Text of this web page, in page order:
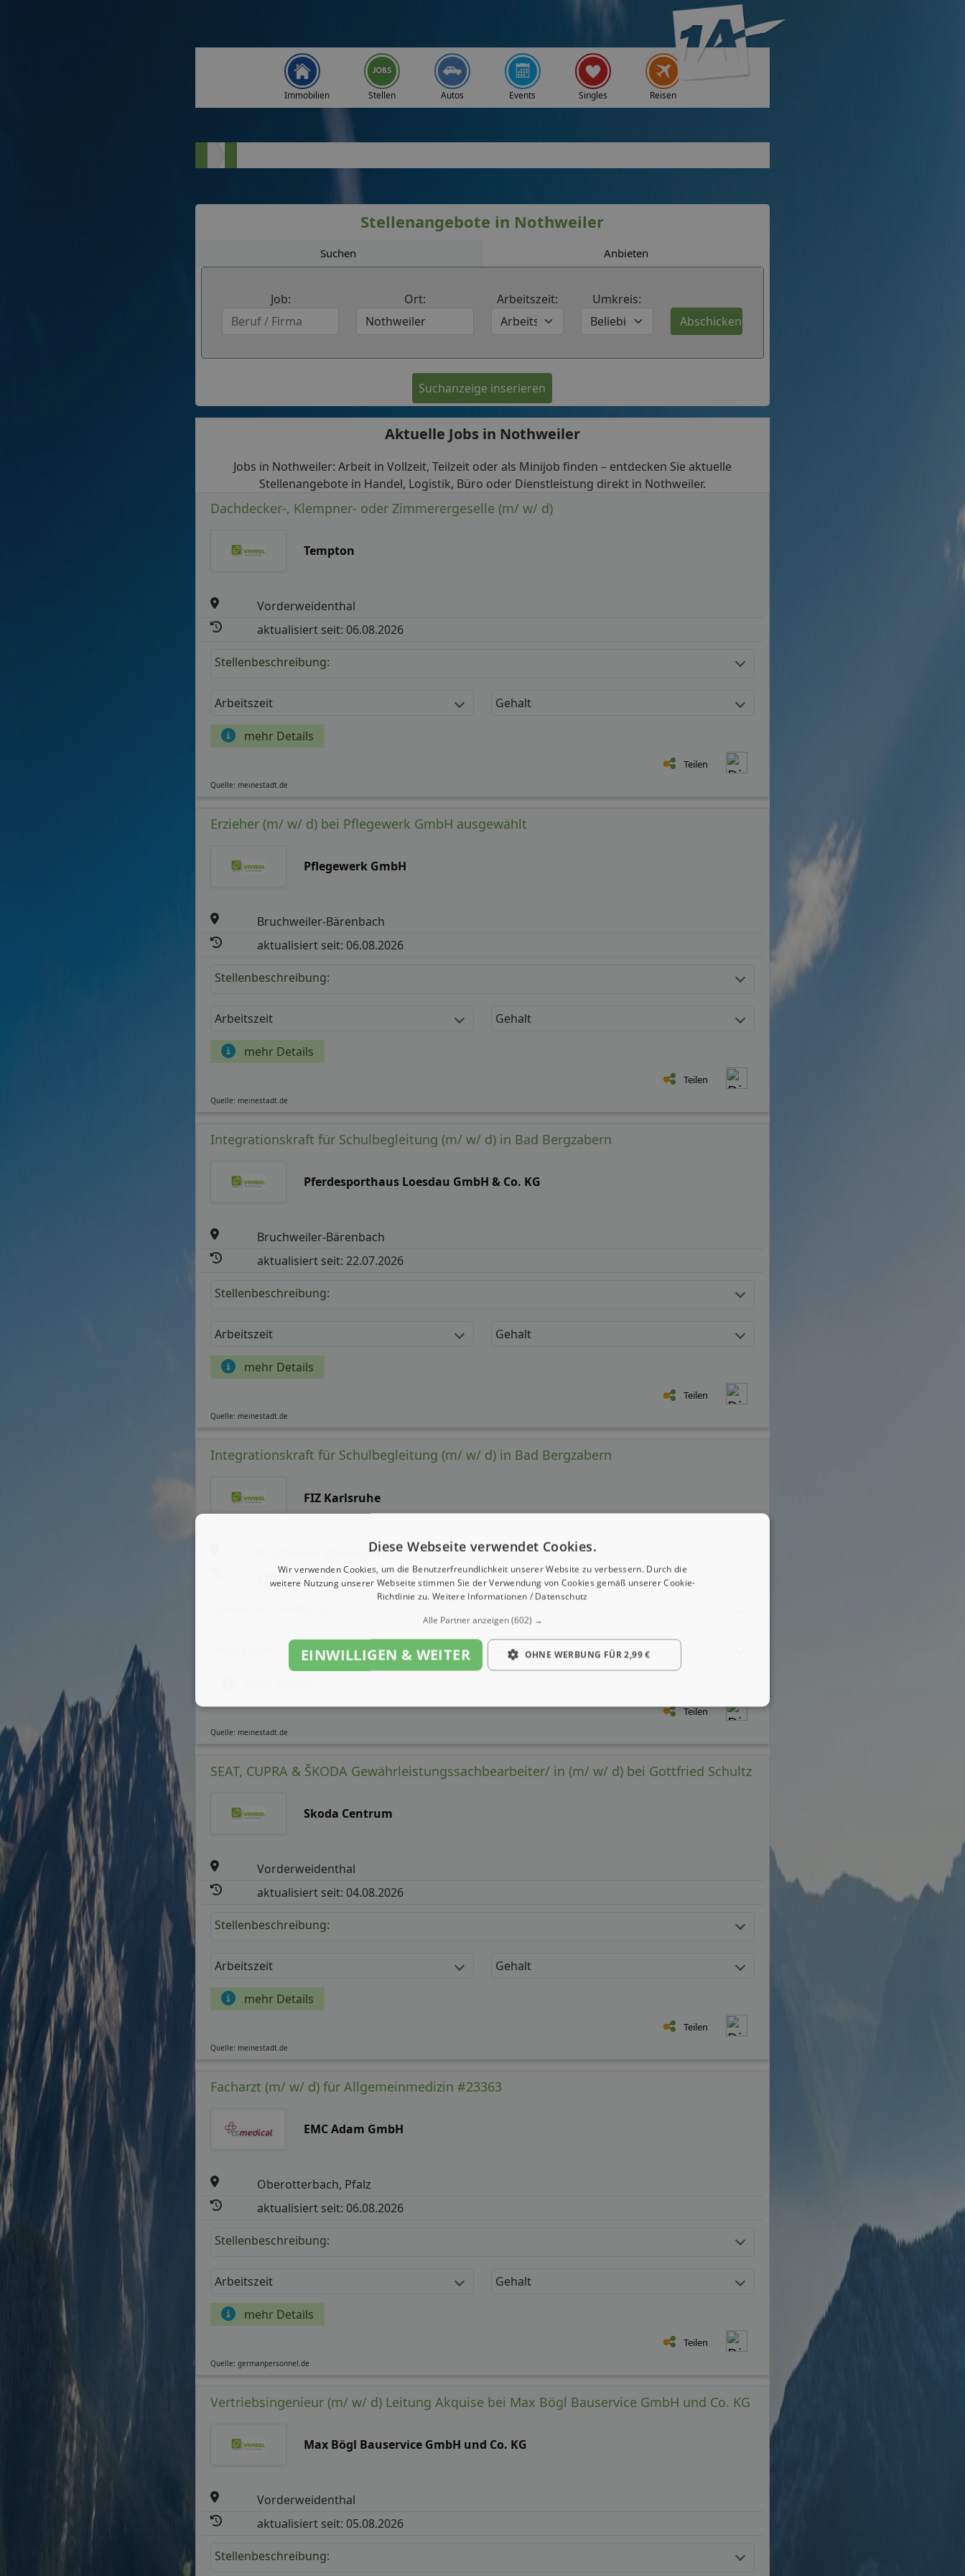
Immobilien Stellen Autos Events Singles Reisen
Stellenangebote in Nothweiler
Suchen Anbieten
Job: Ort: Arbeitszeit: Umkreis:
Suchanzeige inserieren
Aktuelle Jobs in Nothweiler
Jobs in Nothweiler: Arbeit in Vollzeit, Teilzeit oder als Minijob finden – entdecken Sie aktuelle
Stellenangebote in Handel, Logistik, Büro oder Dienstleistung direkt in Nothweiler.
Dachdecker-, Klempner- oder Zimmerergeselle (m/ w/ d)
Tempton
Vorderweidenthal
aktualisiert seit: 06.08.2026
Stellenbeschreibung:
Arbeitszeit Gehalt
mehr Details
Teilen
Quelle: meinestadt.de
Erzieher (m/ w/ d) bei Pflegewerk GmbH ausgewählt
Pflegewerk GmbH
Bruchweiler-Bärenbach
aktualisiert seit: 06.08.2026
Stellenbeschreibung:
Arbeitszeit Gehalt
mehr Details
Teilen
Quelle: meinestadt.de
Integrationskraft für Schulbegleitung (m/ w/ d) in Bad Bergzabern
Pferdesporthaus Loesdau GmbH & Co. KG
Bruchweiler-Bärenbach
aktualisiert seit: 22.07.2026
Stellenbeschreibung:
Arbeitszeit Gehalt
mehr Details
Teilen
Quelle: meinestadt.de
Integrationskraft für Schulbegleitung (m/ w/ d) in Bad Bergzabern
FIZ Karlsruhe
Bruchweiler-Bärenbach
aktualisiert seit: 31.07.2026
Gehalt
Teilen
Quelle: meinestadt.de
SEAT, CUPRA & ŠKODA Gewährleistungssachbearbeiter/ in (m/ w/ d) bei Gottfried Schultz
Skoda Centrum
Vorderweidenthal
aktualisiert seit: 04.08.2026
Stellenbeschreibung:
Arbeitszeit Gehalt
mehr Details
Teilen
Quelle: meinestadt.de
Facharzt (m/ w/ d) für Allgemeinmedizin #23363
EMC Adam GmbH
Oberotterbach, Pfalz
aktualisiert seit: 06.08.2026
Stellenbeschreibung:
Arbeitszeit Gehalt
mehr Details
Teilen
Quelle: germanpersonnel.de
Vertriebsingenieur (m/ w/ d) Leitung Akquise bei Max Bögl Bauservice GmbH und Co. KG
Max Bögl Bauservice GmbH und Co. KG
Vorderweidenthal
aktualisiert seit: 05.08.2026
Stellenbeschreibung:
Diese Webseite verwendet Cookies.
Wir verwenden Cookies, um die Benutzerfreundlichkeit unserer Website zu verbessern. Durch die
weitere Nutzung unserer Webseite stimmen Sie der Verwendung von Cookies gemäß unserer Cookie-
Richtlinie zu. Weitere Informationen / Datenschutz
Alle Partner anzeigen(602) →
EINWILLIGEN & WEITER OHNE WERBUNG FÜR 2,99 €